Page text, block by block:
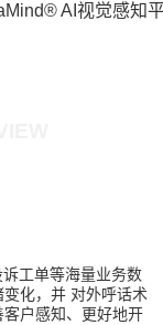
AI视觉感知
工单等海量业务数
化，并 对外呼话术
户感知、更好地开